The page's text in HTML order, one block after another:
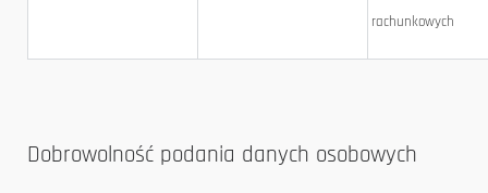
rachunkowych
Dobrowolność podania danych osobowych